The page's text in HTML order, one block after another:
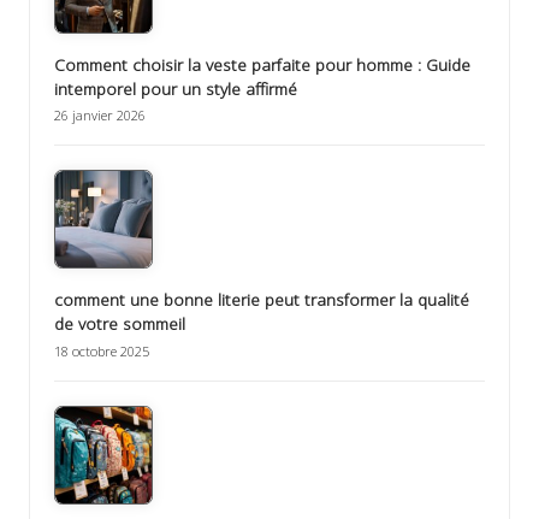
Comment choisir la veste parfaite pour homme : Guide
intemporel pour un style affirmé
26 janvier 2026
comment une bonne literie peut transformer la qualité
de votre sommeil
18 octobre 2025